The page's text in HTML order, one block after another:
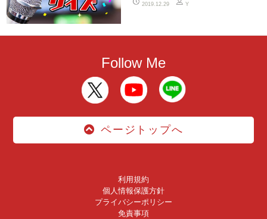
2019.12.29 Y
Follow Me
ページトップへ
利用規約
個人情報保護方針
プライバシーポリシー
免責事項